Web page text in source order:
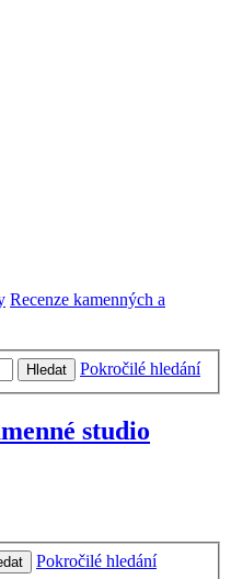
Recenze kamenných a
Hledat Pokročilé hledání
studio
Pokročilé hledání